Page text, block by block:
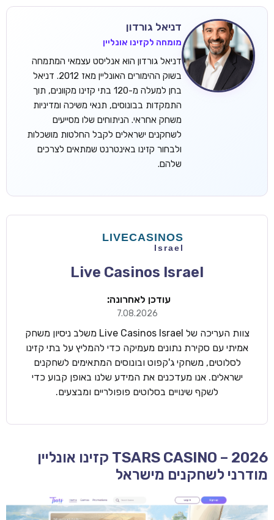
דניאל גורדון
מומחה לקזינו אונליין
דניאל גורדון הוא אנליסט עצמאי המתמחה
בשוק ההימורים האונליין מאז 2012. דניאל
בחן למעלה מ-120 בתי קזינו מקוונים, תוך
התמקדות בבונוסים, תנאי משיכה ומדיניות
משחק אחראי. הניתוחים שלו מסייעים
לשחקנים ישראלים לקבל החלטות מושכלות
ולבחור קזינו באינטרנט שמתאים לצרכים
שלהם.
Live Casinos Israel
עודכן לאחרונה:
7.08.2026
צוות העריכה של Live Casinos Israel משלב ניסיון משחק
אמיתי עם סקירת נתונים מעמיקה כדי להמליץ על בתי קזינו
לסלוטים, משחקי ג'קפוט ובונוסים המתאימים לשחקנים
ישראלים. אנו מעדכנים את המידע שלנו באופן קבוע כדי
לשקף שינויים בסלוטים פופולריים ומבצעים.
TSARS CASINO – 2026 קזינו אונליין
מודרני לשחקנים מישראל